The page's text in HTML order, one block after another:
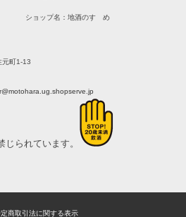
ショップ名：地酒のすゝめ
元町1-13
られています。
商取引法に関する表示